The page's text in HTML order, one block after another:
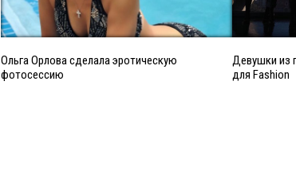
Ольга Орлова сделала эротическую
фотосессию
Девушки из
для Fashion